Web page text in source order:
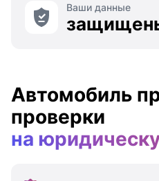
Ваши данные
Автомобиль
проверки
на